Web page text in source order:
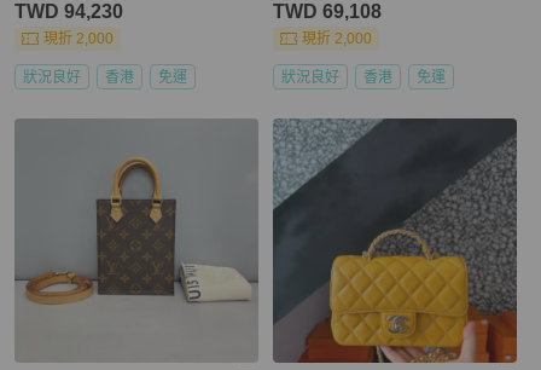
TWD 94,230
現折 2,000
狀況良好 香港 免運
TWD 69,108
現折 2,000
狀況良好 香港 免運